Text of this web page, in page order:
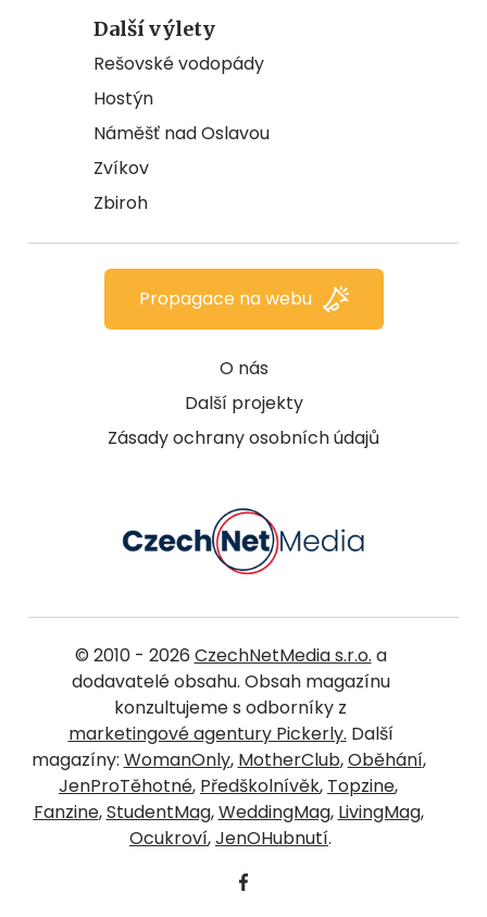
Další výlety
Rešovské vodopády
Hostýn
Náměšť nad Oslavou
Zvíkov
Zbiroh
O nás
Další projekty
Zásady ochrany osobních údajů
Propagace na webu
© 2010 - 2026 CzechNetMedia s.r.o. a
dodavatelé obsahu. Obsah magazínu
konzultujeme s odborníky z
marketingové agentury Pickerly. Další
magazíny: WomanOnly, MotherClub,Oběhání,
JenProTěhotné, Předškolnívěk, Topzine,
Fanzine,StudentMag,WeddingMag, LivingMag,
Ocukroví,JenOHubnutí.